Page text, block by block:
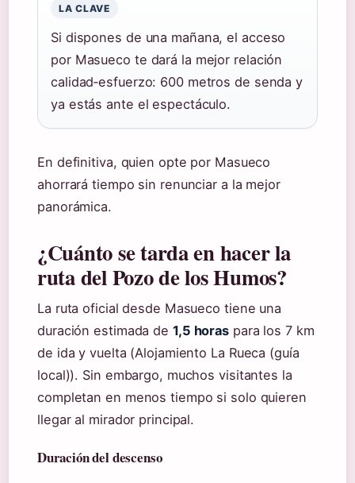
LA CLAVE
Si dispones de una mañana, el acceso
por Masueco te dará la mejor relación
calidad‑esfuerzo: 600 metros de senda y
ya estás ante el espectáculo.
En definitiva, quien opte por Masueco
ahorrará tiempo sin renunciar a la mejor
panorámica.
¿Cuánto se tarda en hacer la
ruta del Pozo de los Humos?
La ruta oficial desde Masueco tiene una
duración estimada de 1,5 horas para los 7 km
de ida y vuelta (Alojamiento La Rueca (guía
local)). Sin embargo, muchos visitantes la
completan en menos tiempo si solo quieren
llegar al mirador principal.
Duración del descenso